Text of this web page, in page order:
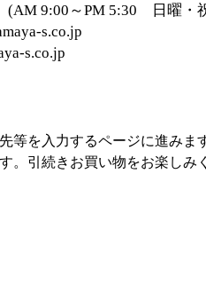
(AM 9:00～PM 5:30 日曜・
s.co.jp
s.co.jp
等を入力するページに進みま
。引続きお買い物をお楽しみ